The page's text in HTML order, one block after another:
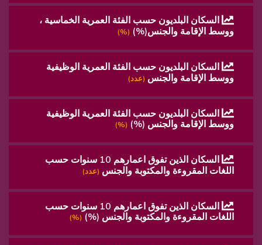
السكان البلديون حسب الفئة العمرية الخماسية ،
ووسط الإقامة والجنس(%) (%)
السكان البلديون حسب الفئة العمرية الوظيفية
ووسط الإقامة والجنس (عدد)
السكان البلديون حسب الفئة العمرية الوظيفية
ووسط الإقامة والجنس (%) (%)
السكان الذين تفوق اعمارهم 10 سنوات حسب
اللغات المقروءة والمكتوبة والجنس (عدد)
السكان الذين تفوق اعمارهم 10 سنوات حسب
اللغات المقروءة والمكتوبة والجنس (%) (%)